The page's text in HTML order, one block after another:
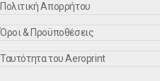
Πολιτική Απορρήτου
Όροι & Προϋποθέσεις
Ταυτότητα του Aeroprint